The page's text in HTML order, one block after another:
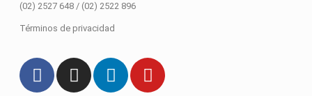
(02) 2527 648 / (02) 2522 896
Términos de privacidad